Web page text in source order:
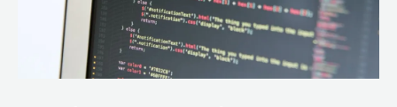
desenvolvimento